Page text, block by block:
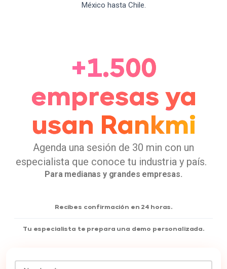
México hasta Chile.
+1.500
empresas ya
usan Rankmi
Agenda una sesión de 30 min con un
especialista que conoce tu industria y país.
Para medianas y grandes empresas.
Recibes confirmación en 24 horas.
Tu especialista te prepara una demo personalizada.
Nombre